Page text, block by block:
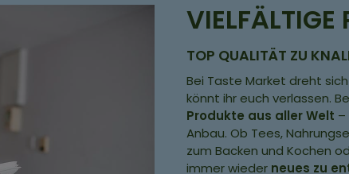
TOP QUALITÄT ZU
Bei Taste Market dreht
könnt ihr euch verlassen.
Produkte aus aller Welt –
Anbau. Ob Tees,
zum Backen und Kochen
immer wieder neues zu